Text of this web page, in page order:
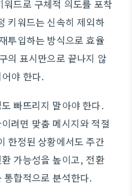
드로 구체적 의도를 포착
키워드는 신속히 제외하
투입하는 방식으로 효율
의 표시만으로 끝나지 않
야 한다.
빠뜨리지 말아야 한다.
려면 맞춤 메시지와 적절
한정된 상황에서도 주간
가능성을 높이고, 전환
합적으로 분석한다.